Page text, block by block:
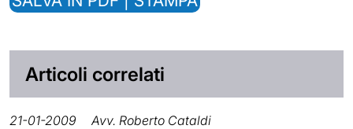
Articoli correlati
21-01-2009 Avv. Roberto Cataldi